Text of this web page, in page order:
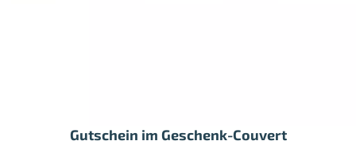
Gutschein im Geschenk-Couvert